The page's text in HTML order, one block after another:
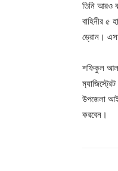
তিনি আরও
বাহিনীর ৫
ড্রোন।
শফিকুল আলম
উপজেলা
করবেন।